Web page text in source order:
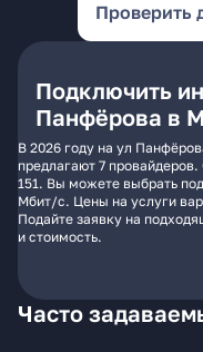
Проверить
Подключить
Панфёрова в
В 2026 году на ул
предлагают 7
151. Вы можете выбрать
Мбит/с. Цены на услуги
Подайте заявку на
и стоимость.
Часто